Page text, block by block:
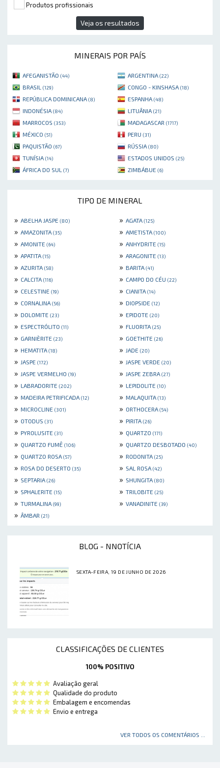
Produtos profissionais
Veja os resultados
MINERAIS POR PAÍS
AFEGANISTÃO (44) ARGENTINA (22)
BRASIL (129) CONGO - KINSHASA (18)
REPÚBLICA DOMINICANA (8) ESPANHA (48)
INDONÉSIA (84) LITUÂNIA (21)
MARROCOS (353) MADAGASCAR (1717)
MÉXICO (51) PERU (31)
PAQUISTÃO (67) RÚSSIA (80)
TUNÍSIA (14) ESTADOS UNIDOS (25)
ÁFRICA DO SUL (7) ZIMBÁBUE (6)
TIPO DE MINERAL
» ABELHA JASPE (80) » AGATA (125)
» AMAZONITA (35) » AMETISTA (100)
» AMONITE (64) » ANHYDRITE (15)
» APATITA (15) » ARAGONITE (13)
» AZURITA (58) » BARITA (41)
» CALCITA (116) » CAMPO DO CÉU (22)
» CELESTINE (19) » CIANITA (14)
» CORNALINA (56) » DIOPSIDE (12)
» DOLOMITE (23) » EPIDOTE (20)
» ESPECTRÓLITO (11) » FLUORITA (25)
» GARNIÈRITE (23) » GOETHITE (26)
» HEMATITA (18) » JADE (20)
» JASPE (172) » JASPE VERDE (20)
» JASPE VERMELHO (19) » JASPE ZEBRA (27)
» LABRADORITE (202) » LEPIDOLITE (10)
» MADEIRA PETRIFICADA (12) » MALAQUITA (13)
» MICROCLINE (301) » ORTHOCERA (54)
» OTODUS (31) » PIRITA (26)
» PYROLUSITE (31) » QUARTZO (171)
» QUARTZO FUMÊ (106) » QUARTZO DESBOTADO (40)
» QUARTZO ROSA (57) » RODONITA (25)
» ROSA DO DESERTO (35) » SAL ROSA (42)
» SEPTARIA (26) » SHUNGITA (80)
» SPHALERITE (15) » TRILOBITE (25)
» TURMALINA (99) » VANADINITE (39)
» ÂMBAR (21)
BLOG - NNOTÍCIA
SEXTA-FEIRA, 19 DE JUNHO DE 2026
CLASSIFICAÇÕES DE CLIENTES
100% POSITIVO
Avaliação geral
Qualidade do produto
Embalagem e encomendas
Envio e entrega
VER TODOS OS COMENTÁRIOS ...